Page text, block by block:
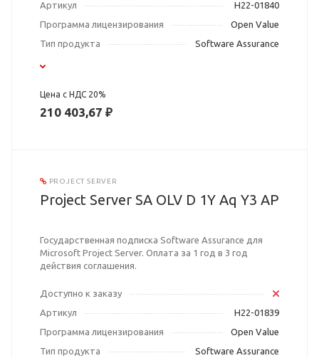
Артикул
H22-01840
Программа лицензирования
Open Value
Тип продукта
Software Assurance
Цена с НДС 20%
210 403,67 ₽
PROJECT SERVER
Project Server SA OLV D 1Y Aq Y3 AP
Государственная подписка Software Assurance для
Microsoft Project Server. Оплата за 1 год в 3 год
действия соглашения.
Доступно к заказу
Артикул
H22-01839
Программа лицензирования
Open Value
Тип продукта
Software Assurance